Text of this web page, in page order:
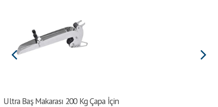
Ultra Baş Makarası 200 Kg Çapa İçin